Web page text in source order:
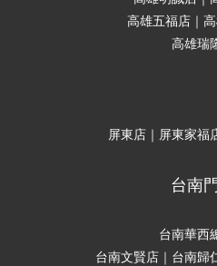
高雄五福店｜
高雄瑞
屏東店｜屏東家福
台南
台南華西
台南文賢店｜台南歸